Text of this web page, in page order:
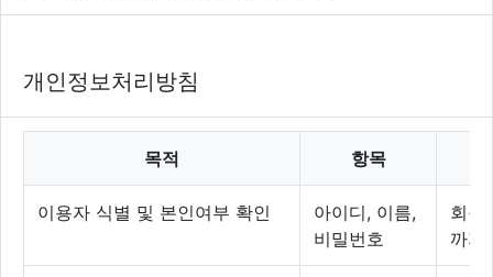
12각제품을 구매하실 분은 [의식상승힐링샵]에 회원
니다.
[의식상승커뮤니티]는 12각에 대한 정보를 알려 드리
는 곳입니다.
그리고 의식상승커뮤니티에서 글을 읽는 것은 모두
오픈이 되어 있어서
개인정보처리방침
목적 항목
이용자 식별 및 본인여부 확인
아이디, 이름,
비밀번호
회원
까지